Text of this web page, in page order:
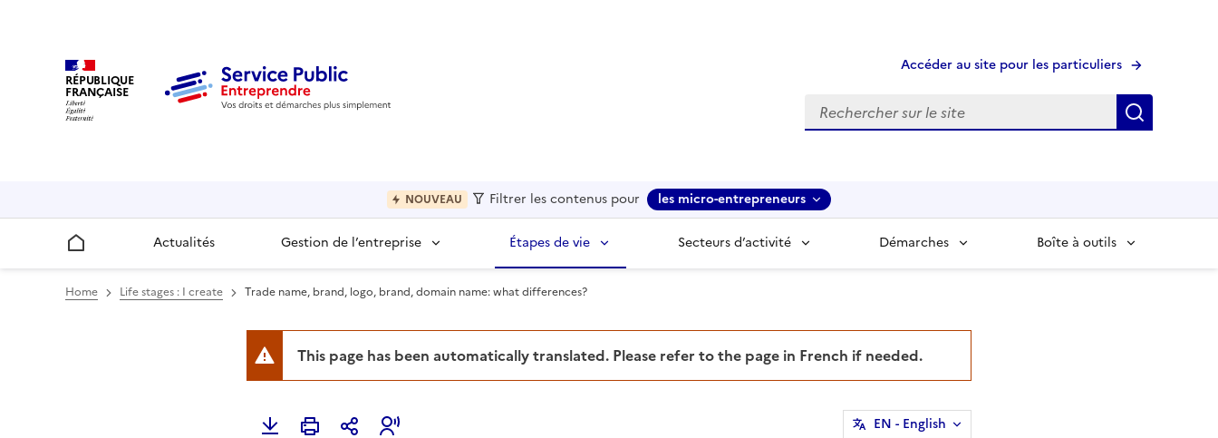
RÉPUBLIQUE
FRANÇAISE
Accéder au site pour les particuliers
Recherche
NOUVEAU Filtrer les contenus pour les micro-entrepreneurs
Accueil Actualités Gestion de l’entreprise Étapes de vie Secteurs d’activité Démarches Boîte à outils
Home Life stages : I create Trade name, brand, logo, brand, domain name: what differences?
This page has been automatically translated. Please refer to the page in French if needed.
EN - English